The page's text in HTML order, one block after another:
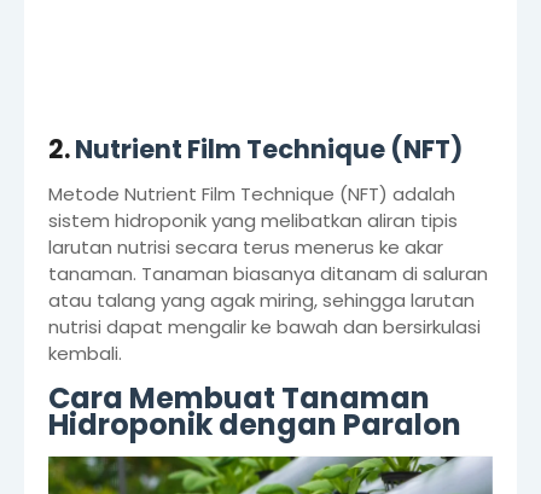
2.Nutrient Film Technique (NFT)
Metode Nutrient Film Technique (NFT) adalah
sistem hidroponik yang melibatkan aliran tipis
larutan nutrisi secara terus menerus ke akar
tanaman. Tanaman biasanya ditanam di saluran
atau talang yang agak miring, sehingga larutan
nutrisi dapat mengalir ke bawah dan bersirkulasi
kembali.
Cara Membuat Tanaman
Hidroponik dengan Paralon